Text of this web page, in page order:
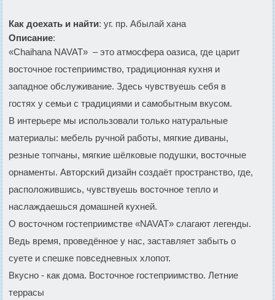
Как доехать и найти: уг. пр. Абылай хана
Описание:
«Chaihana NAVAT» – это атмосфера оазиса, где царит
восточное гостеприимство, традиционная кухня и
западное обслуживание. Здесь чувствуешь себя в
гостях у семьи с традициями и самобытным вкусом.
В интерьере мы использовали только натуральные
материалы: мебель ручной работы, мягкие диваны,
резные топчаны, мягкие шёлковые подушки, восточные
орнаменты. Авторский дизайн создаёт пространство, где,
расположившись, чувствуешь восточное тепло и
наслаждаешься домашней кухней.
О восточном гостеприимстве «NAVAT» слагают легенды.
Ведь время, проведённое у нас, заставляет забыть о
суете и спешке повседневных хлопот.
Вкусно - как дома. Восточное гостеприимство. Летние
террасы